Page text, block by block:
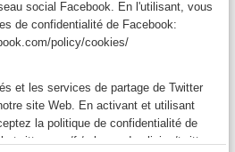
auteurs
social Facebook. En l'utilisant, vous
de confidentialité de Facebook:
policy/cookies/
et les services de partage de Twitter
site Web. En activant et utilisant
la politique de confidentialité de
fr/rules-and-policies/twitter-